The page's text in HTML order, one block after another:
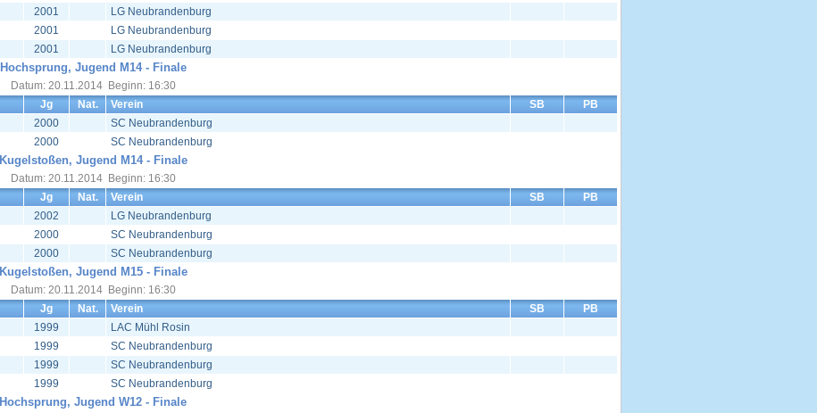
2001
LG Neubrandenburg
2001
LG Neubrandenburg
2001 LG Neubrandenburg
Hochsprung, Jugend M14 - Finale
Datum: 20.11.2014 Beginn: 16:30
Jg Nat. Verein SB
PB
2000
SC Neubrandenburg
2000 SC Neubrandenburg
Kugelstoßen, Jugend M14 - Finale
Datum: 20.11.2014 Beginn: 16:30
Jg Nat. Verein SB
PB
2002
LG Neubrandenburg
2000
SC Neubrandenburg
2000 SC Neubrandenburg
Kugelstoßen, Jugend M15 - Finale
Datum: 20.11.2014 Beginn: 16:30
Jg Nat. Verein SB
PB
1999
LAC Mühl Rosin
1999
SC Neubrandenburg
1999
SC Neubrandenburg
1999 SC Neubrandenburg
Hochsprung, Jugend W12 - Finale